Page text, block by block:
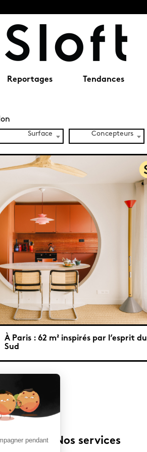
Reportages Tendances
Surface Concepteurs
À Paris : 62 m² inspirés par l’esprit du
Sud
Nos services